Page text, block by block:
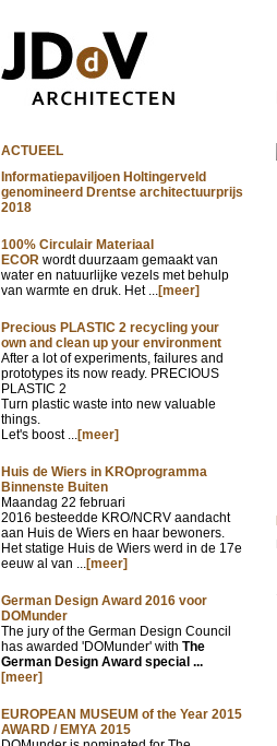
ACTUEEL
Informatiepaviljoen Holtingerveld
genomineerd Drentse architectuurprijs
2018
100% Circulair Materiaal
ECOR wordt duurzaam gemaakt van
water en natuurlijke vezels met behulp
van warmte en druk. Het ...[meer]
Precious PLASTIC 2 recycling your
own and clean up your environment
After a lot of experiments, failures and
prototypes its now ready. PRECIOUS
PLASTIC 2
Turn plastic waste into new valuable
things.
Let's boost ...[meer]
Huis de Wiers in KROprogramma
Binnenste Buiten
Maandag 22 februari
2016 besteedde KRO/NCRV aandacht
aan Huis de Wiers en haar bewoners.
Het statige Huis de Wiers werd in de 17e
eeuw al van ...[meer]
German Design Award 2016 voor
DOMunder
The jury of the German Design Council
has awarded 'DOMunder' with The
German Design Award special ...
[meer]
EUROPEAN MUSEUM of the Year 2015
AWARD / EMYA 2015